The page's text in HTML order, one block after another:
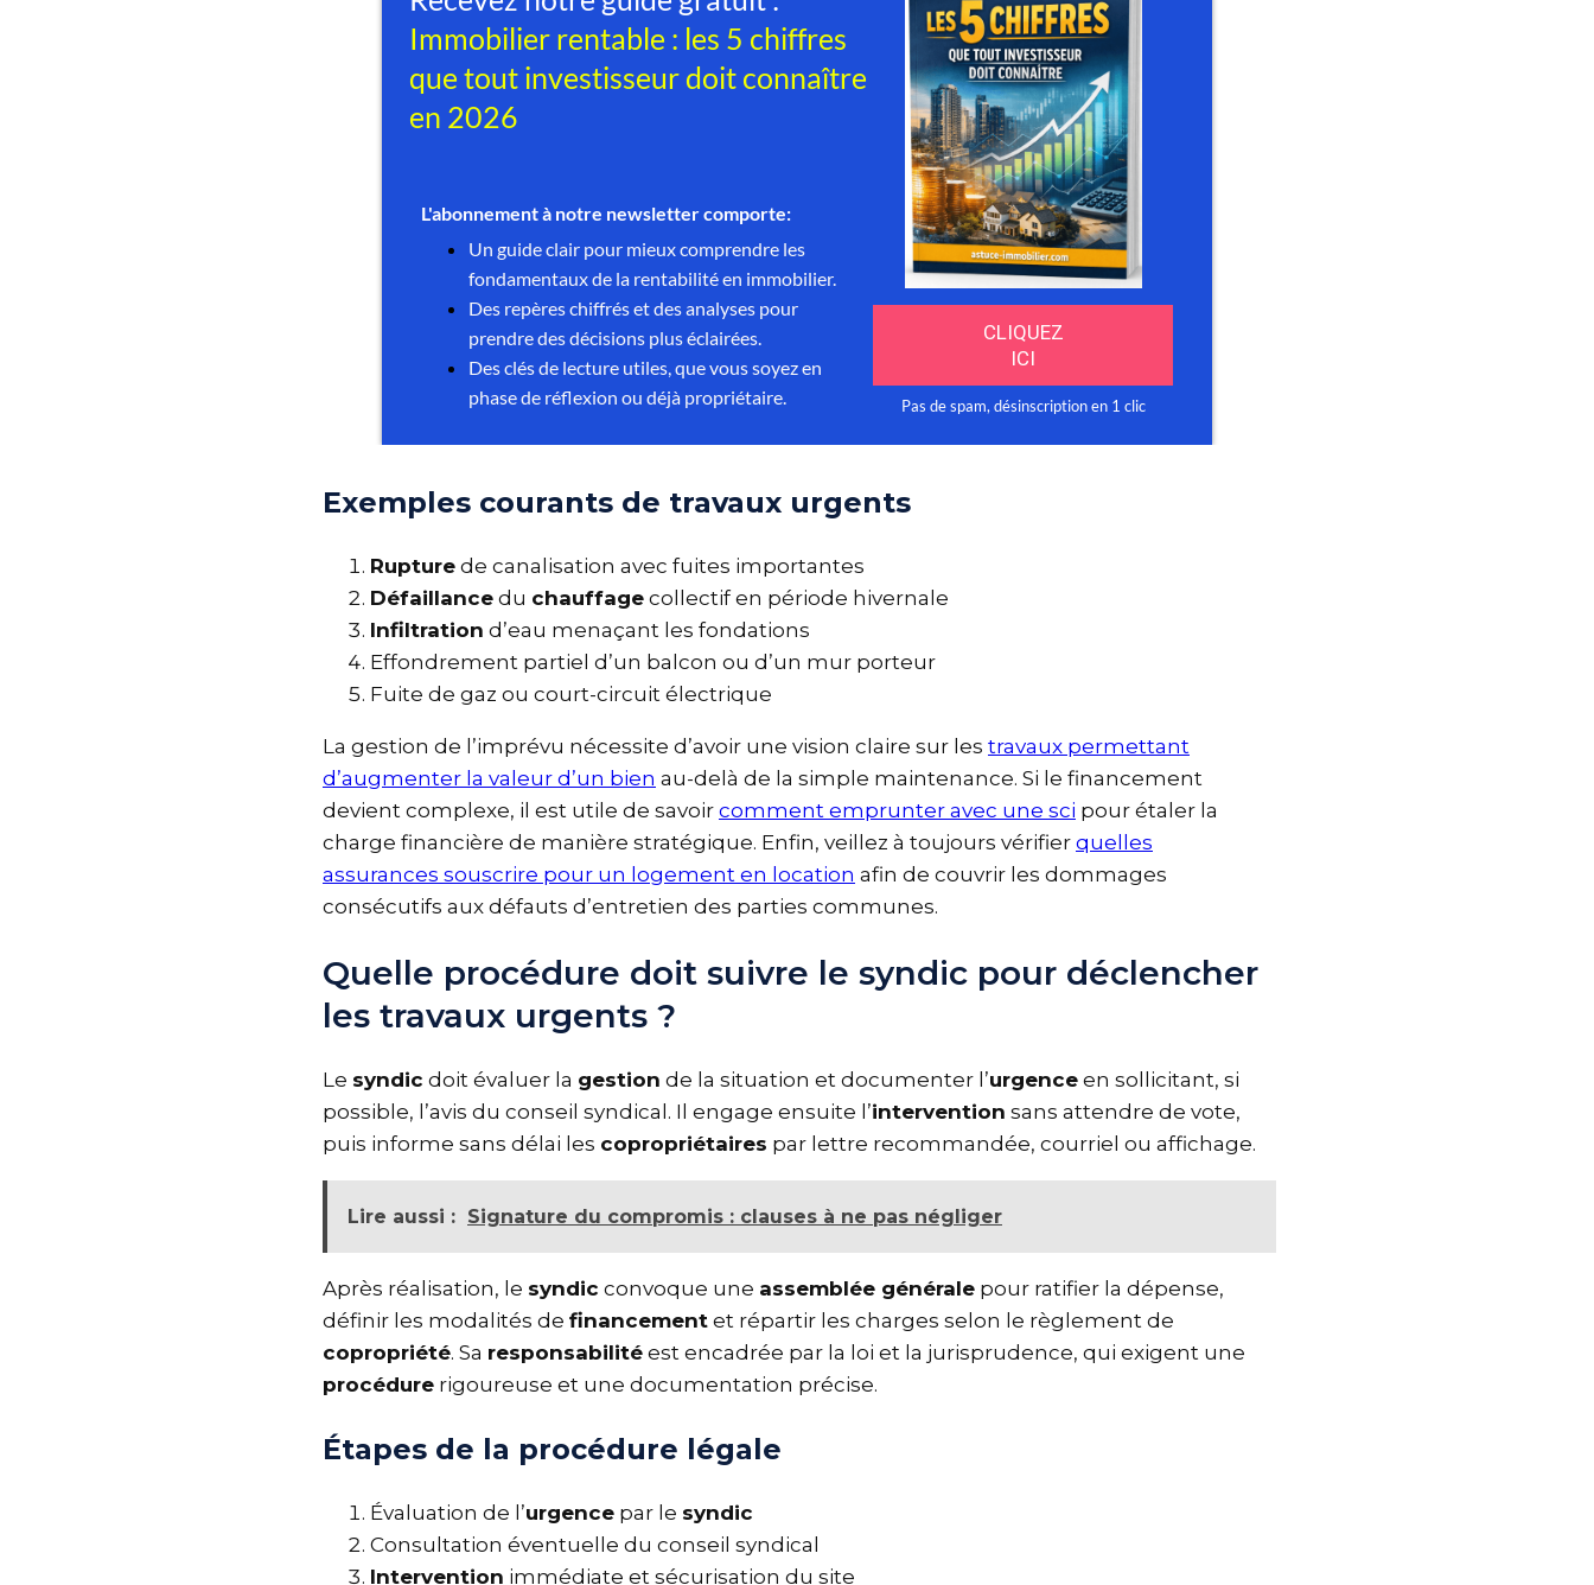
Exemples courants de travaux urgents
Rupturede canalisation avec fuites importantes
Défaillanceduchauffagecollectif en période hivernale
Infiltrationd’eau menaçant les fondations
Effondrement partiel d’un balcon ou d’un mur porteur
Fuite de gaz ou court-circuit électrique
La gestion de l’imprévu nécessite d’avoir une vision claire sur lestravaux permettant
d’augmenter la valeur d’un bienau-delà de la simple maintenance. Si le financement
devient complexe, il est utile de savoircomment emprunter avec une scipour étaler la
charge financière de manière stratégique. Enfin, veillez à toujours vérifierquelles
assurances souscrire pour un logement en locationafin de couvrir les dommages
consécutifs aux défauts d’entretien des parties communes.
Quelle procédure doit suivre le syndic pour déclencher
les travaux urgents ?
Lesyndicdoit évaluer lagestionde la situation et documenter l’urgenceen sollicitant, si
possible, l’avis du conseil syndical. Il engage ensuite l’interventionsans attendre de vote,
puis informe sans délai lescopropriétairespar lettre recommandée, courriel ou affichage.
Lire aussi : Signature du compromis : clauses à ne pas négliger
Après réalisation, lesyndicconvoque uneassemblée généralepour ratifier la dépense,
définir les modalités definancementet répartir les charges selon le règlement de
copropriété. Saresponsabilitéest encadrée par la loi et la jurisprudence, qui exigent une
procédurerigoureuse et une documentation précise.
Étapes de la procédure légale
Évaluation de l’urgencepar lesyndic
Consultation éventuelle du conseil syndical
Interventionimmédiate et sécurisation du site